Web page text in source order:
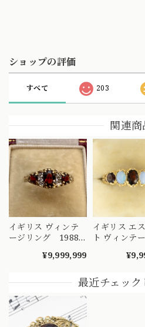
ショップの評価
すべて 203
関連商
イギリス ヴィンテ
ージリング 1988
テイストなドレッシ
グ ガーネットとダ
イヤモンドの7スト
ーンリング
DR00522
¥9,999,999
イギリス エ
ト ヴィンテ
グ K9 ガー
ッシックで
じる作品〜
最近チェッ